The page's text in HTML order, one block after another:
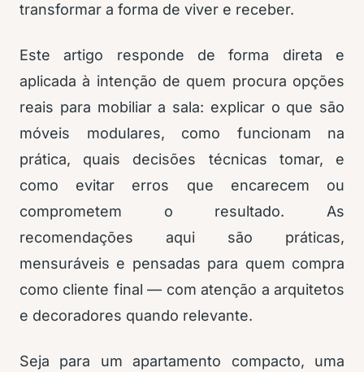
transformar a forma de viver e receber.
Este artigo responde de forma direta e
aplicada à intenção de quem procura opções
reais para mobiliar a sala: explicar o que são
móveis modulares, como funcionam na
prática, quais decisões técnicas tomar, e
como evitar erros que encarecem ou
comprometem o resultado. As
recomendações aqui são práticas,
mensuráveis e pensadas para quem compra
como cliente final — com atenção a arquitetos
e decoradores quando relevante.
Seja para um apartamento compacto, uma